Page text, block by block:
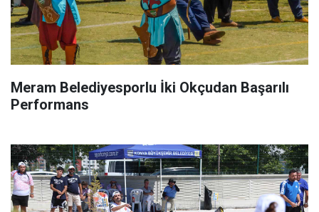
Meram Belediyesporlu İki Okçudan Başarılı
Performans